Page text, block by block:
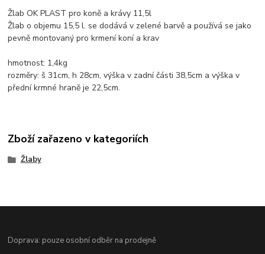
Žlab OK PLAST pro koně a krávy 11,5l
Žlab o objemu 15,5 l. se dodává v zelené barvě a používá se jako
pevně montovaný pro krmení koní a krav
hmotnost: 1,4kg
rozměry: š 31cm, h 28cm, výška v zadní části 38,5cm a výška v
přední krmné hraně je 22,5cm.
Zboží zařazeno v kategoriích
Žlaby
Doprava: pouze osobní odběr na prodejně